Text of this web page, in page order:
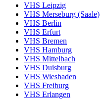
VHS Leipzig
VHS Merseburg (Saale)
VHS Berlin
VHS Erfurt
VHS Bremen
VHS Hamburg
VHS Mittelbach
VHS Duisburg
VHS Wiesbaden
VHS Freiburg
VHS Erlangen